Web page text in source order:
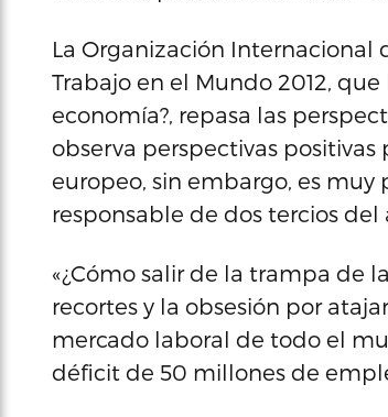
La Organización Internacional
Trabajo en el Mundo 2012,
economía?, repasa las
observa perspectivas positivas
europeo, sin embargo, es
responsable de dos tercios
«¿Cómo salir de la trampa de
recortes y la obsesión por
mercado laboral de todo el
déficit de 50 millones de